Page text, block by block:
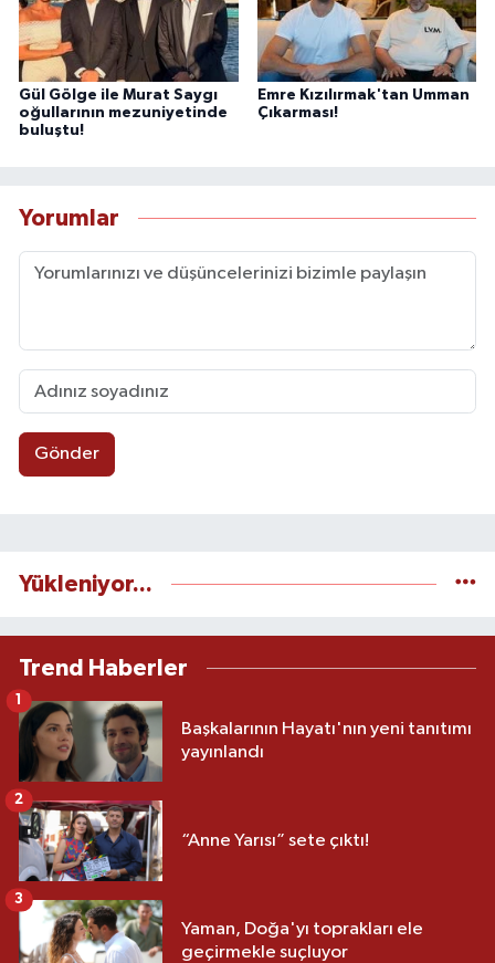
Gül Gölge ile Murat Saygı
oğullarının mezuniyetinde
buluştu!
Emre Kızılırmak'tan Umman
Çıkarması!
Yorumlar
Gönder
Yükleniyor...
Trend Haberler
Başkalarının Hayatı'nın yeni tanıtımı
yayınlandı
1
“Anne Yarısı” sete çıktı!
2
Yaman, Doğa'yı toprakları ele
geçirmekle suçluyor
3